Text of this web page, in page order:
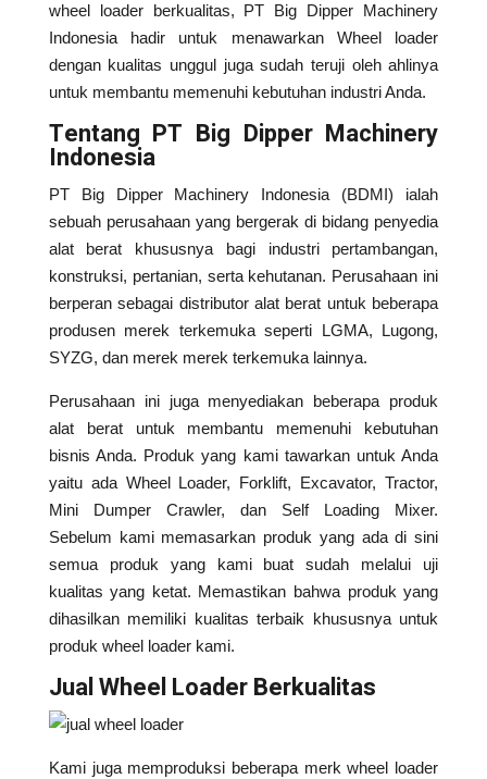
wheel loader berkualitas, PT Big Dipper Machinery
Indonesia hadir untuk menawarkan Wheel loader
dengan kualitas unggul juga sudah teruji oleh ahlinya
untuk membantu memenuhi kebutuhan industri Anda.
Tentang PT Big Dipper Machinery
Indonesia
PT Big Dipper Machinery Indonesia (BDMI) ialah
sebuah perusahaan yang bergerak di bidang penyedia
alat berat khususnya bagi industri pertambangan,
konstruksi, pertanian, serta kehutanan. Perusahaan ini
berperan sebagai distributor alat berat untuk beberapa
produsen merek terkemuka seperti LGMA, Lugong,
SYZG, dan merek merek terkemuka lainnya.
Perusahaan ini juga menyediakan beberapa produk
alat berat untuk membantu memenuhi kebutuhan
bisnis Anda. Produk yang kami tawarkan untuk Anda
yaitu ada Wheel Loader, Forklift, Excavator, Tractor,
Mini Dumper Crawler, dan Self Loading Mixer.
Sebelum kami memasarkan produk yang ada di sini
semua produk yang kami buat sudah melalui uji
kualitas yang ketat. Memastikan bahwa produk yang
dihasilkan memiliki kualitas terbaik khususnya untuk
produk wheel loader kami.
Jual Wheel Loader Berkualitas
Kami juga memproduksi beberapa merk wheel loader